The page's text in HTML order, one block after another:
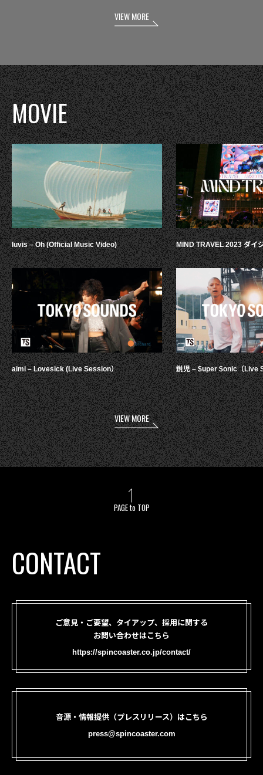
VIEW MORE
MOVIE
luvis – Oh (Official Music Video)
aimi – Lovesick (Live Session）
MIND TRAVEL 2023 ダイ
鋭児 – $uper $onic（Live
VIEW MORE
PAGE to TOP
CONTACT
ご意見・ご要望、タイアップ、採用に関する
お問い合わせはこちら
https://spincoaster.co.jp/contact/
音源・情報提供（プレスリリース）はこちら
press@spincoaster.com